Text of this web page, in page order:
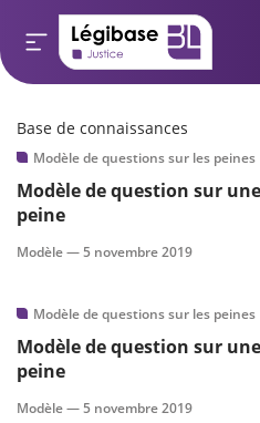
connaissances
Base de connaissances
Modèle de questions sur les peines
Modèle de question sur
peine
Modèle —5 novembre 2019
Modèle de questions sur les peines
Modèle de question sur
peine
Modèle —5 novembre 2019